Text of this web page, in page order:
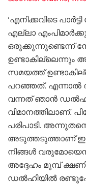
‘എനിക്കവിടെ
എല്ലാ
ഒരുക്കുന്നുണ്ടെന്ന്
ഉണ്ടാകില്ലെന്നും
സമയത്ത്
പറഞ്ഞത്. എന്നാൽ
വന്നത് ഞാൻ
വിമാനത്തിലാണ്.
പരിപാടി.
അടുത്തടുത്താണ്
നിങ്ങൾ
അദ്ദേഹം മുമ്പ്
ഡൽഹിയിൽ